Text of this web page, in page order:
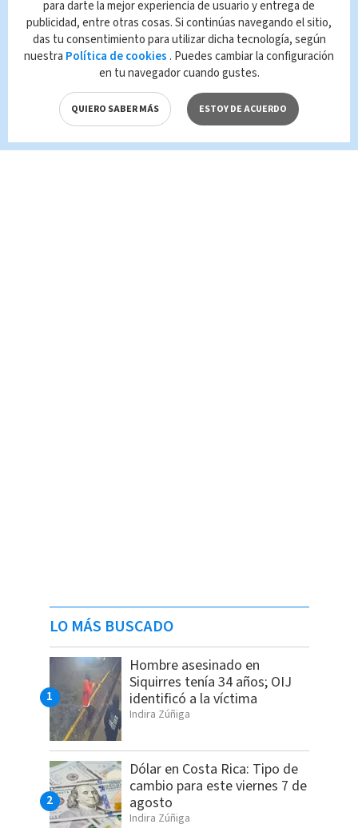
Queda prohibida la reproducción total o
parcial del contenido de esta página, mismo
que es propiedad de TELEDIARIO; su
reproducción no autorizada constituye una
infracción y un delito de conformidad con las
leyes aplicables.
LO MÁS BUSCADO
Hombre asesinado en
Siquirres tenía 34 años; OIJ
identificó a la víctima
Indira Zúñiga
Dólar en Costa Rica: Tipo de
cambio para este viernes 7 de
agosto
Indira Zúñiga
para darte la mejor experiencia de usuario y entrega de
publicidad, entre otras cosas. Si continúas navegando el sitio,
das tu consentimiento para utilizar dicha tecnología, según
nuestra Política de cookies . Puedes cambiar la configuración
en tu navegador cuando gustes.
QUIERO SABER MÁS ESTOY DE ACUERDO